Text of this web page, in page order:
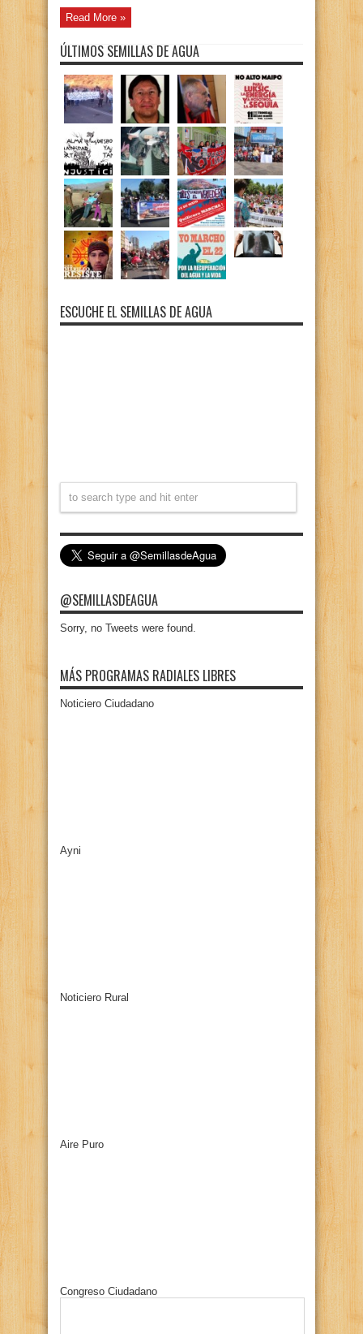
Read More »
ÚLTIMOS SEMILLAS DE AGUA
ESCUCHE EL SEMILLAS DE AGUA
@SEMILLASDEAGUA
Sorry, no Tweets were found.
MÁS PROGRAMAS RADIALES LIBRES
Noticiero Ciudadano
Ayni
Noticiero Rural
Aire Puro
Congreso Ciudadano